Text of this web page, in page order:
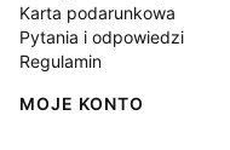
Karta podarunkowa
Pytania i odpowiedzi
Regulamin
MOJE KONTO